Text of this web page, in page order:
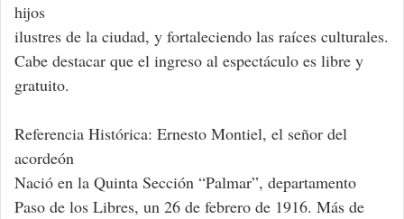
hijos
ilustres de la ciudad, y fortaleciendo las raíces culturales.
Cabe destacar que el ingreso al espectáculo es libre y
gratuito.
Referencia Histórica: Ernesto Montiel, el señor del
acordeón
Nació en la Quinta Sección “Palmar”, departamento
Paso de los Libres, un 26 de febrero de 1916. Más de